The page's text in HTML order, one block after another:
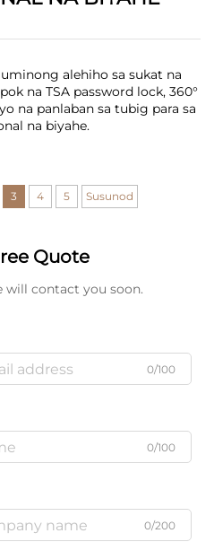
alehiho sa sukat na
na TSA password lock, 360°
na panlaban sa tubig para sa
na biyahe.
3 4 5 Susunod
Quote
will contact you soon.
0/100
0/100
0/200